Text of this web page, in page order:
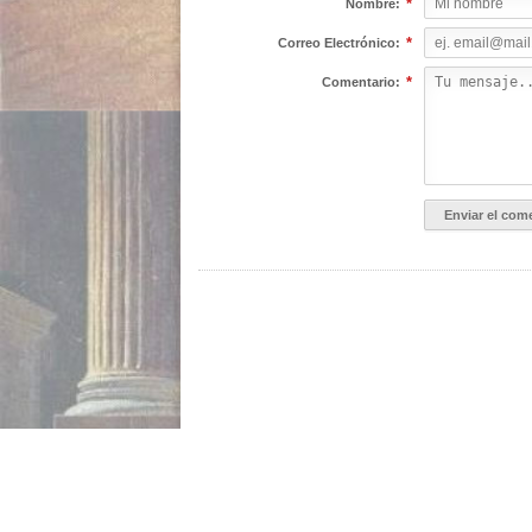
Nombre: *
Correo Electrónico: *
Comentario: *